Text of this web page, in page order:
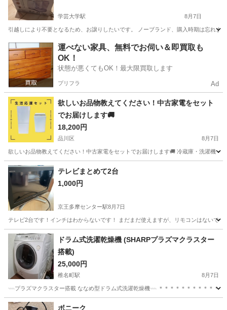
学芸大学駅 8月7日
引越しにより不要となるため、お譲りしたいです。 ノーブランド、購入時期は忘れま
東京 目黒区 学芸大学駅 キッチン家電
運べない家具、無料でお伺い＆即買取も
OK！
状態が悪くてもOK！最大限買取します
プリフラ Ad
欲しいお品物教えてください！中古家電をセット
でお届けします🚚
18,200円
品川区 8月7日
欲しいお品物教えてください！中古家電をセットでお届けします🚚 冷蔵庫・洗濯機
東京 品川区 キッチン家電 神奈川
階段
テレビまとめて2台
1,000円
京王多摩センター駅8月7日
テレビ2台です！インチはわからないです！ まだまだ使えますが、リモコンはないで
東京 多摩市 京王多摩センター駅
ドラム式洗濯乾燥機 (SHARPプラズマクラスター
搭載)
25,000円
椎名町駅 8月7日
𓇠プラズマクラスター搭載 ななめ型ドラム式洗濯乾燥機𓇠 ＊＊＊＊＊＊＊＊＊＊＊
東京 豊島区 椎名町駅
ボニーク